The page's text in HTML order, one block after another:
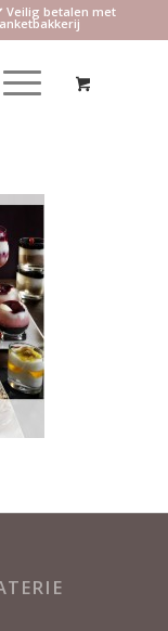
betalen met